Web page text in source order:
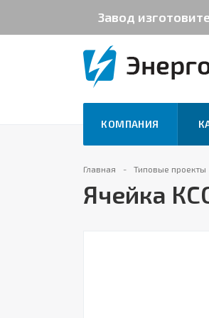
Завод
КОМПАНИЯ
Главная Типовые проекты
Ячейка